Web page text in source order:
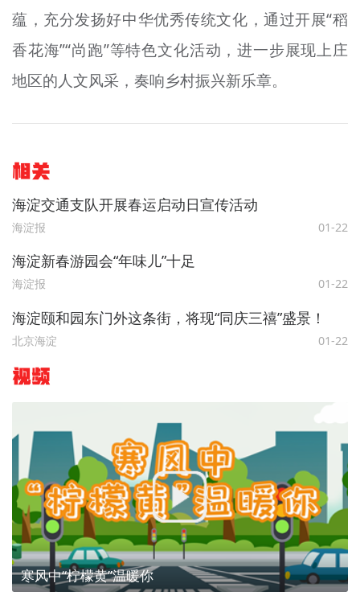
蕴，充分发扬好中华优秀传统文化，通过开展“稻
香花海”“尚跑”等特色文化活动，进一步展现上庄
地区的人文风采，奏响乡村振兴新乐章。
相关
海淀交通支队开展春运启动日宣传活动
海淀报 01-22
海淀新春游园会“年味儿”十足
海淀报 01-22
海淀颐和园东门外这条街，将现“同庆三禧”盛景！
北京海淀 01-22
视频
寒风中“柠檬黄”温暖你